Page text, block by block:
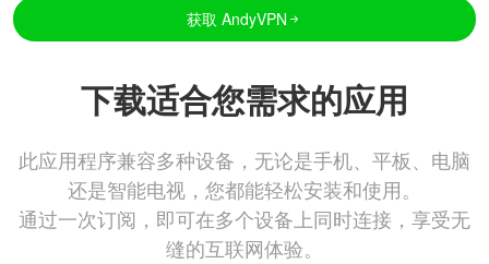
获取 AndyVPN
下载适合您需求的应用
此应用程序兼容多种设备，无论是手机、平板、电脑
还是智能电视，您都能轻松安装和使用。
通过一次订阅，即可在多个设备上同时连接，享受无
缝的互联网体验。